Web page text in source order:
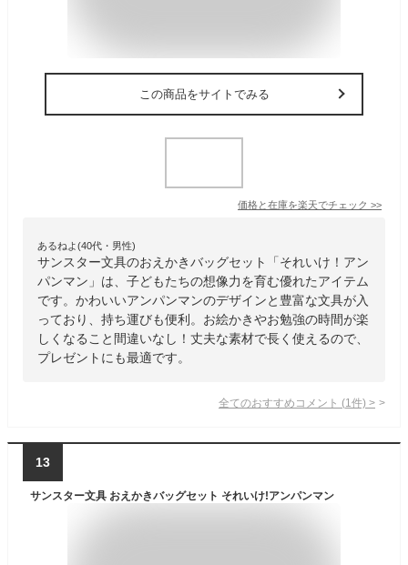
この商品をサイトでみる
価格と在庫を楽天でチェック >>
あるねよ(40代・男性)
サンスター文具のおえかきバッグセット「それいけ！アン
パンマン」は、子どもたちの想像力を育む優れたアイテム
です。かわいいアンパンマンのデザインと豊富な文具が入
っており、持ち運びも便利。お絵かきやお勉強の時間が楽
しくなること間違いなし！丈夫な素材で長く使えるので、
プレゼントにも最適です。
全てのおすすめコメント (1 件) >
13
サンスター文具 おえかきバッグセット それいけ!アンパンマン